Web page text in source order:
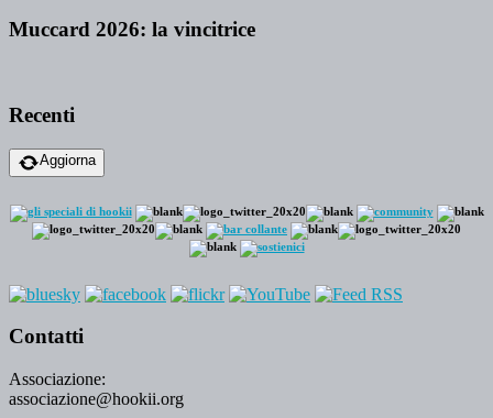
Muccard 2026: la vincitrice
Recenti
Aggiorna
Contatti
Associazione:
associazione@hookii.org